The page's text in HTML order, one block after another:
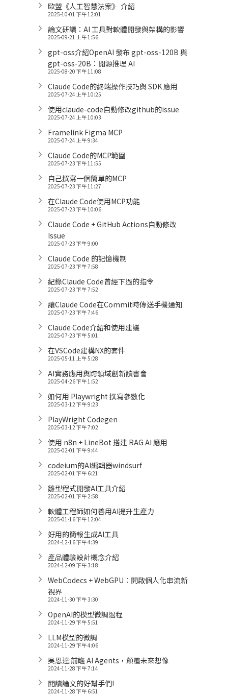
歐盟《人工智慧法案》 介紹
2025-10-01 下午 12:01
論文研讀：AI 工具對軟體開發與架構的影響
2025-09-21 上午 1:56
gpt-oss介紹OpenAI 發布 gpt-oss-120B 與
gpt-oss-20B：開源推理 AI
2025-08-20 下午 11:08
Claude Code的終端操作技巧與 SDK 應用
2025-07-24 上午 10:25
使用claude-code自動修改github的issue
2025-07-24 上午 10:03
Framelink Figma MCP
2025-07-24 上午 9:34
Claude Code的MCP範圍
2025-07-23 下午 11:55
自己撰寫一個簡單的MCP
2025-07-23 下午 11:27
在Claude Code使用MCP功能
2025-07-23 下午 10:06
Claude Code + GitHub Actions自動修改
Issue
2025-07-23 下午 9:00
Claude Code 的記憶機制
2025-07-23 下午 7:58
紀錄Claude Code曾經下過的指令
2025-07-23 下午 7:52
讓Claude Code在Commit時傳送手機通知
2025-07-23 下午 7:46
Claude Code介紹和使用建議
2025-07-23 下午 5:01
在VSCode建構NX的套件
2025-05-11 上午 5:28
AI實務應用與跨領域創新讀書會
2025-04-26 下午 1:52
如何用 Playwright 撰寫參數化
2025-03-12 下午 9:23
PlayWright Codegen
2025-03-12 下午 7:02
使用 n8n + LineBot 搭建 RAG AI 應用
2025-02-01 下午 9:44
codeium的AI編輯器windsurf
2025-02-01 下午 6:21
雛型程式開發AI工具介紹
2025-02-01 下午 2:58
軟體工程師如何善用AI提升生產力
2025-01-16 下午 12:04
好用的簡報生成AI工具
2024-12-16 下午 4:39
產品體驗設計概念介紹
2024-12-09 下午 3:18
WebCodecs + WebGPU：開啟個人化串流新
視界
2024-11-30 下午 3:30
OpenAI的模型微調過程
2024-11-29 下午 5:51
LLM模型的微調
2024-11-29 下午 4:06
吳恩達:前瞻 AI Agents，顛覆未來想像
2024-11-28 下午 7:14
閱讀論文的好幫手們!
2024-11-28 下午 6:51